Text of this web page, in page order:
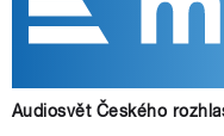
Audiosvět Českého